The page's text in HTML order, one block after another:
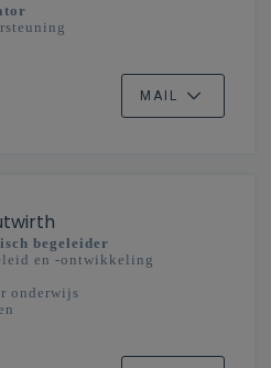
MAIL
begeleider
en -ontwikkeling
onderwijs